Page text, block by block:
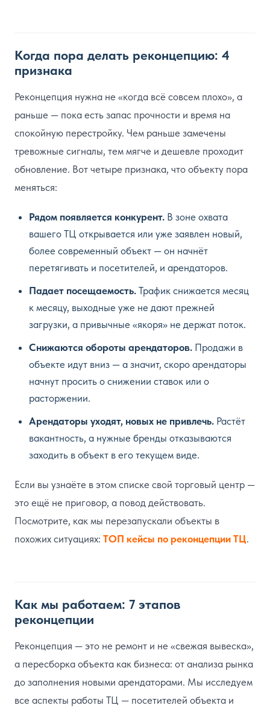
Когда пора делать реконцепцию: 4
признака
Реконцепция нужна не «когда всё совсем плохо», а
раньше — пока есть запас прочности и время на
спокойную перестройку. Чем раньше замечены
тревожные сигналы, тем мягче и дешевле проходит
обновление. Вот четыре признака, что объекту пора
меняться:
Рядом появляется конкурент. В зоне охвата
вашего ТЦ открывается или уже заявлен новый,
более современный объект — он начнёт
перетягивать и посетителей, и арендаторов.
Падает посещаемость. Трафик снижается месяц
к месяцу, выходные уже не дают прежней
загрузки, а привычные «якоря» не держат поток.
Снижаются обороты арендаторов. Продажи в
объекте идут вниз — а значит, скоро арендаторы
начнут просить о снижении ставок или о
расторжении.
Арендаторы уходят, новых не привлечь. Растёт
вакантность, а нужные бренды отказываются
заходить в объект в его текущем виде.
Если вы узнаёте в этом списке свой торговый центр —
это ещё не приговор, а повод действовать.
Посмотрите, как мы перезапускали объекты в
похожих ситуациях: ТОП кейсы по реконцепции ТЦ.
Как мы работаем: 7 этапов
реконцепции
Реконцепция — это не ремонт и не «свежая вывеска»,
а пересборка объекта как бизнеса: от анализа рынка
до заполнения новыми арендаторами. Мы исследуем
все аспекты работы ТЦ — посетителей объекта и